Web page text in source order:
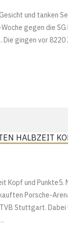
und tanken
gegen die
gingen vor 8220
HALBZEIT
und Punkte5.
Porsche-
Stuttgart.